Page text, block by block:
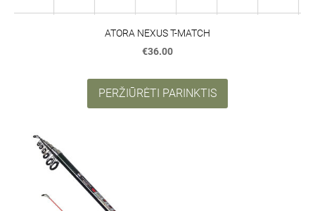
ATORA NEXUS T-MATCH
€36.00
PERŽIŪRĖTI PARINKTIS